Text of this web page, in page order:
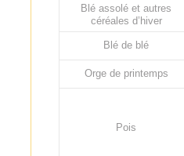
Blé assolé et autres
céréales d’hiver
Blé de blé
Orge de printemps
Pois